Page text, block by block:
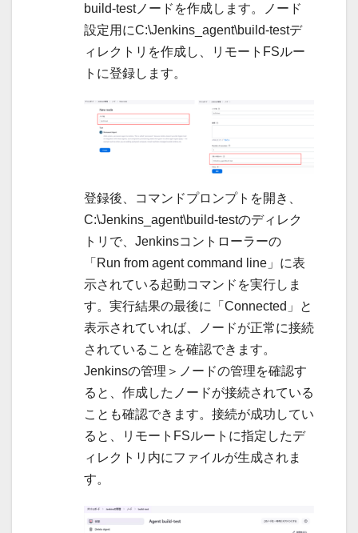
build-testノードを作成します。ノード
設定用にC:\Jenkins_agent\build-testデ
ィレクトリを作成し、リモートFSルー
トに登録します。
登録後、コマンドプロンプトを開き、
C:\Jenkins_agent\build-testのディレク
トリで、Jenkinsコントローラーの
「Run from agent command line」に表
示されている起動コマンドを実行しま
す。実行結果の最後に「Connected」と
表示されていれば、ノードが正常に接続
されていることを確認できます。
Jenkinsの管理＞ノードの管理を確認す
ると、作成したノードが接続されている
ことも確認できます。接続が成功してい
ると、リモートFSルートに指定したデ
ィレクトリ内にファイルが生成されま
す。